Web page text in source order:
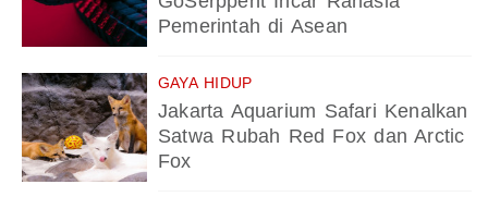
Pemerintah di Asean
GAYA HIDUP
Jakarta Aquarium Safari Kenalkan
Satwa Rubah Red Fox dan Arctic
Fox